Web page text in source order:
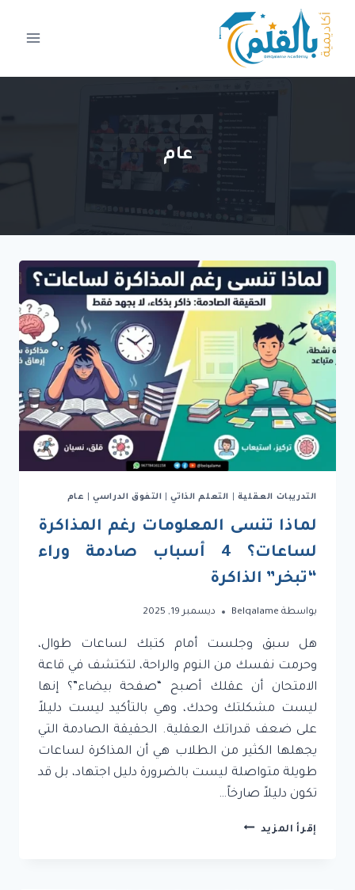
التجاوز
المحتوى
عام
التدريبات العقلية التعلم الذاتي| التفوق الدراسي| عام
لماذا تنسى المعلومات رغم المذاكرة
لساعات؟ 4 أسباب صادمة وراء
“تبخر” الذاكرة
بواسطة Belqalame ديسمبر 19, 2025
هل سبق وجلست أمام كتبك لساعات طوال،
وحرمت نفسك من النوم والراحة، لتكتشف في قاعة
الامتحان أن عقلك أصبح “صفحة بيضاء”؟ إنها
ليست مشكلتك وحدك، وهي بالتأكيد ليست دليلاً
على ضعف قدراتك العقلية. الحقيقة الصادمة التي
يجهلها الكثير من الطلاب هي أن المذاكرة لساعات
طويلة متواصلة ليست بالضرورة دليل اجتهاد، بل قد
تكون دليلاً صارخاً…
إقرأ المزيد لماذا